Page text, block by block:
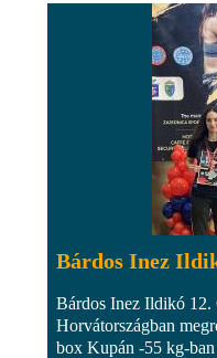
Bárdos Inez
Bárdos Inez Ildikó 12.
Horvátországban
box Kupán -55 kg-